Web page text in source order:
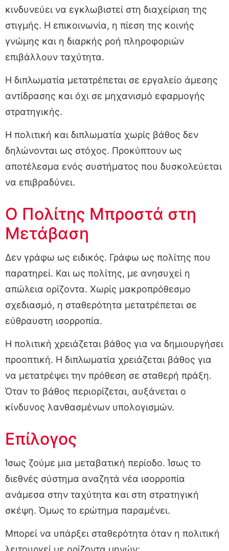
κινδυνεύει να εγκλωβιστεί στη διαχείριση της
στιγμής. Η επικοινωνία, η πίεση της κοινής
γνώμης και η διαρκής ροή πληροφοριών
επιβάλλουν ταχύτητα.
Η διπλωματία μετατρέπεται σε εργαλείο άμεσης
αντίδρασης και όχι σε μηχανισμό εφαρμογής
στρατηγικής.
Η πολιτική και διπλωματία χωρίς βάθος δεν
δηλώνονται ως στόχος. Προκύπτουν ως
αποτέλεσμα ενός συστήματος που δυσκολεύεται
να επιβραδύνει.
Ο Πολίτης Μπροστά στη
Μετάβαση
Δεν γράφω ως ειδικός. Γράφω ως πολίτης που
παρατηρεί. Και ως πολίτης, με ανησυχεί η
απώλεια ορίζοντα. Χωρίς μακροπρόθεσμο
σχεδιασμό, η σταθερότητα μετατρέπεται σε
εύθραυστη ισορροπία.
Η πολιτική χρειάζεται βάθος για να δημιουργήσει
προοπτική. Η διπλωματία χρειάζεται βάθος για
να μετατρέψει την πρόθεση σε σταθερή πράξη.
Όταν το βάθος περιορίζεται, αυξάνεται ο
κίνδυνος λανθασμένων υπολογισμών.
Επίλογος
Ίσως ζούμε μια μεταβατική περίοδο. Ίσως το
διεθνές σύστημα αναζητά νέα ισορροπία
ανάμεσα στην ταχύτητα και στη στρατηγική
σκέψη. Όμως το ερώτημα παραμένει.
Μπορεί να υπάρξει σταθερότητα όταν η πολιτική